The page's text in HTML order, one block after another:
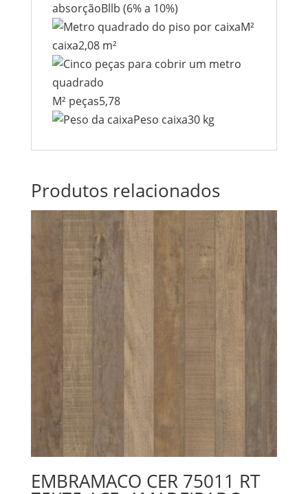
absorçãoBllb (6% a 10%)
M²
caixa2,08 m²
M² peças5,78
Peso caixa30 kg
Produtos relacionados
EMBRAMACO CER 75011 RT